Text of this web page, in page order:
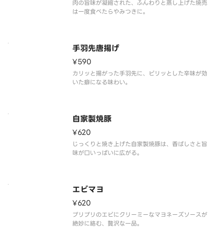
肉の旨味が凝縮された、ふんわりと蒸し上げた焼売
は一度食べたらやみつきに。
手羽先唐揚げ
¥590
カリッと揚がった手羽先に、ピリッとした辛味が効
いた癖になる味わい。
自家製焼豚
¥620
じっくりと焼き上げた自家製焼豚は、香ばしさと旨
味が口いっぱいに広がる。
エビマヨ
¥620
プリプリのエビにクリーミーなマヨネーズソースが
絶妙に絡む、贅沢な一品。